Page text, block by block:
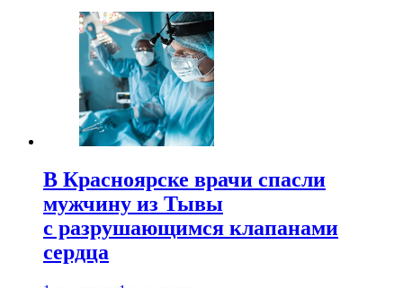
В Красноярске врачи спасли
мужчину из Тывы
с разрушающимся клапанами
сердца